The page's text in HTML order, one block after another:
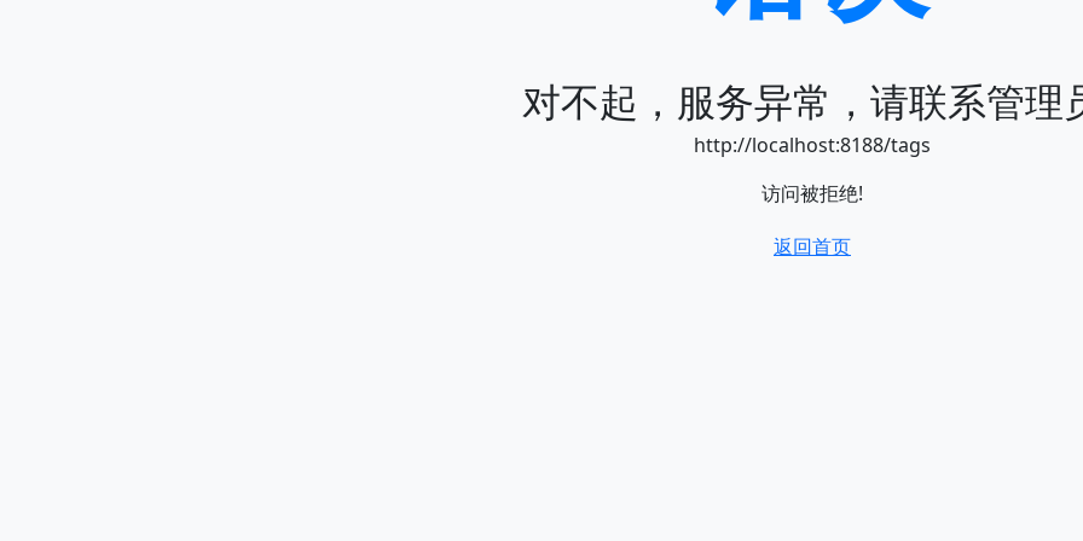
对不起，服务异常，请联系管理
http://localhost:8188/tags
访问被拒绝!
返回首页